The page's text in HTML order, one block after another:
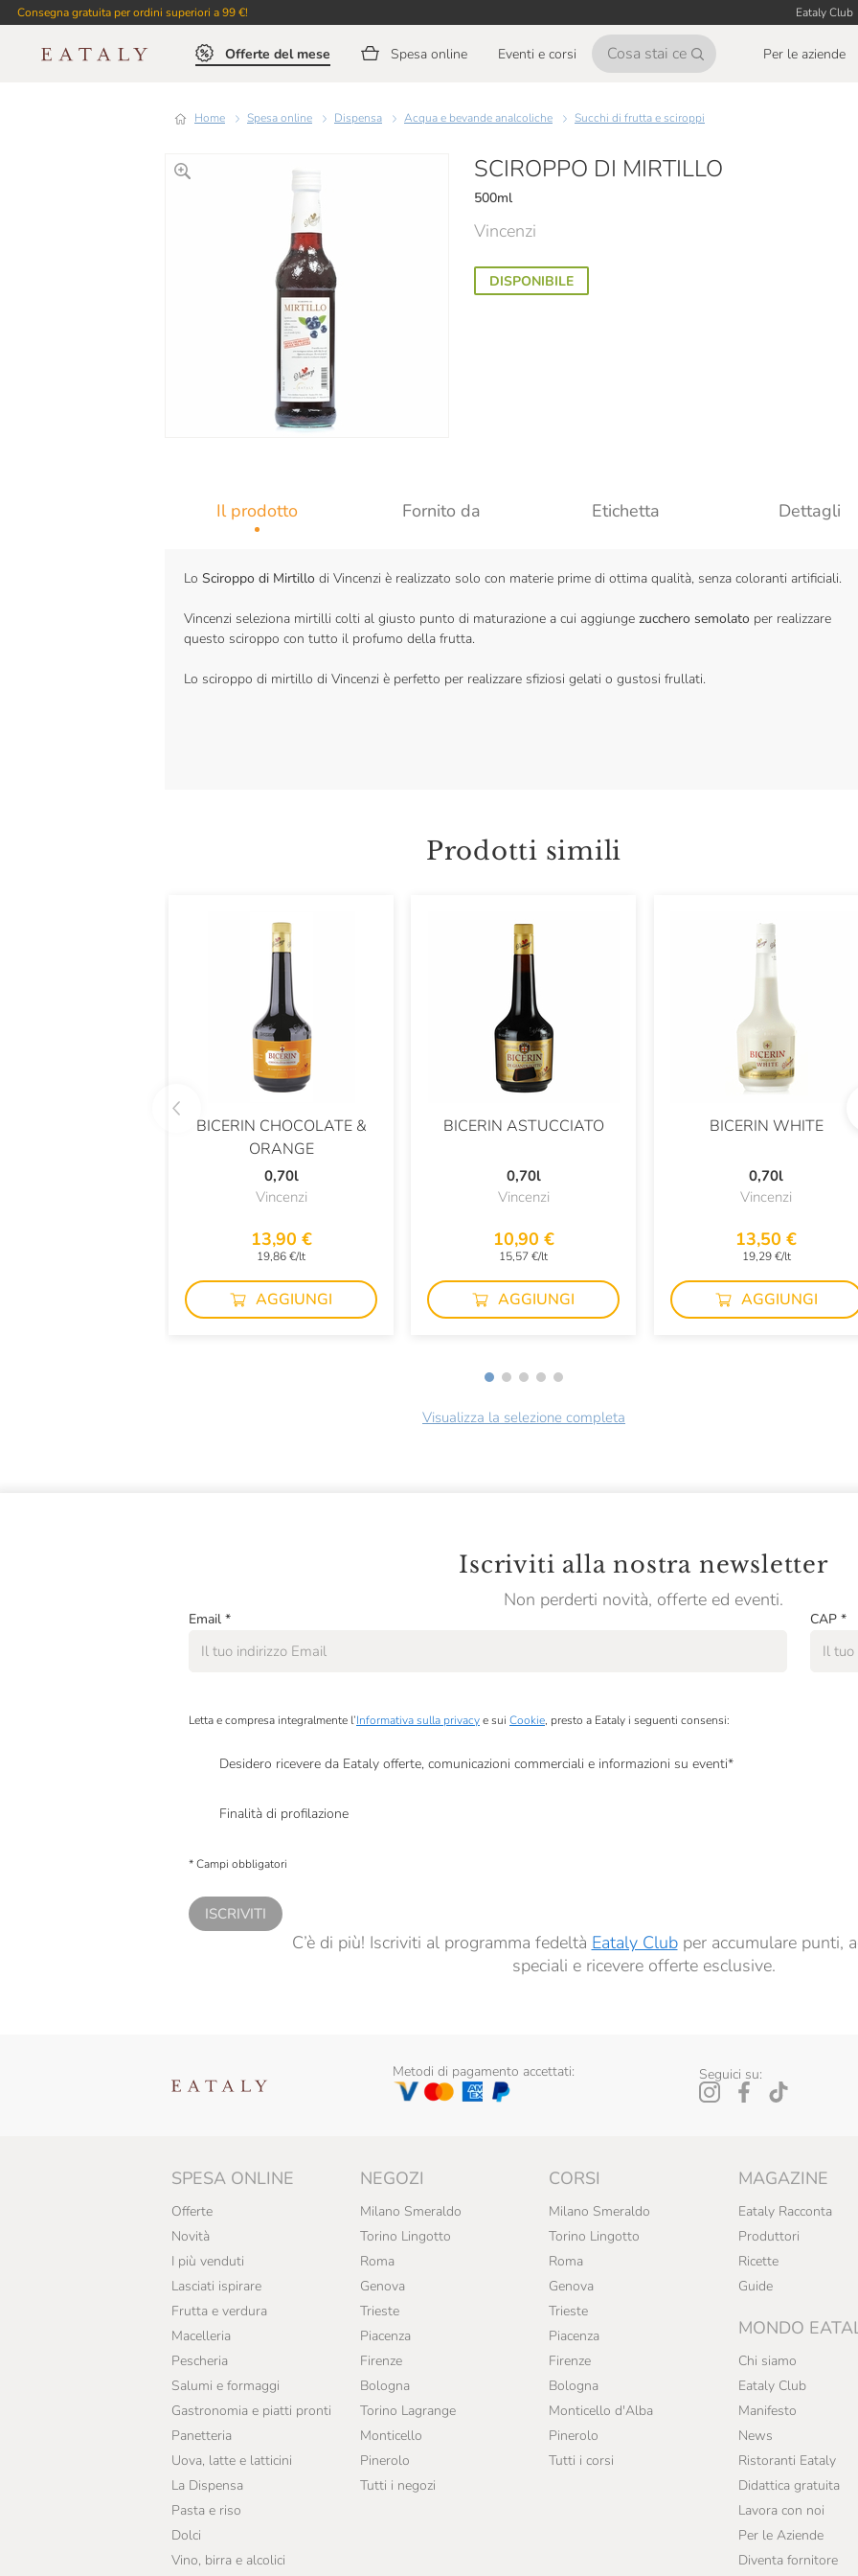
Consegna gratuita per ordini superiori a 99 €! Eataly Club
Offerte del mese Spesa online Eventi e corsi Per le aziende
Home Spesa online Dispensa Acqua e bevande analcoliche Succhi di frutta e sciroppi
SCIROPPO DI MIRTILLO
500ml
Vincenzi
DISPONIBILE
Il prodotto Fornito da Etichetta Dettagli
Lo Sciroppo di Mirtillo di Vincenzi è realizzato solo con materie prime di ottima qualità, senza coloranti artificiali.
Vincenzi seleziona mirtilli colti al giusto punto di maturazione a cui aggiunge zucchero semolato per realizzare
questo sciroppo con tutto il profumo della frutta.
Lo sciroppo di mirtillo di Vincenzi è perfetto per realizzare sfiziosi gelati o gustosi frullati.
Prodotti simili
BICERIN CHOCOLATE &
ORANGE
0,70l
Vincenzi
13,90 €
19,86 €/lt
AGGIUNGI
BICERIN ASTUCCIATO
0,70l
Vincenzi
10,90 €
15,57 €/lt
AGGIUNGI
BICERIN WHITE
0,70l
Vincenzi
13,50 €
19,29 €/lt
AGGIUNGI
Visualizza la selezione completa
Iscriviti alla nostra newsletter
Non perderti novità, offerte ed eventi.
Email * CAP *
Letta e compresa integralmente l’Informativa sulla privacye sui Cookie, presto a Eataly i seguenti consensi:
Desidero ricevere da Eataly offerte, comunicazioni commerciali e informazioni su eventi*
Finalità di profilazione
* Campi obbligatori
ISCRIVITI
C’è di più! Iscriviti al programma fedeltà Eataly Clubper accumulare punti,
speciali e ricevere offerte esclusive.
Metodi di pagamento accettati: Seguici su:
SPESA ONLINE
Offerte
Novità
I più venduti
Lasciati ispirare
Frutta e verdura
Macelleria
Pescheria
Salumi e formaggi
Gastronomia e piatti pronti
Panetteria
Uova, latte e latticini
La Dispensa
Pasta e riso
Dolci
Vino, birra e alcolici
NEGOZI
Milano Smeraldo
Torino Lingotto
Roma
Genova
Trieste
Piacenza
Firenze
Bologna
Torino Lagrange
Monticello
Pinerolo
Tutti i negozi
CORSI
Milano Smeraldo
Torino Lingotto
Roma
Genova
Trieste
Piacenza
Firenze
Bologna
Monticello d'Alba
Pinerolo
Tutti i corsi
MAGAZINE
Eataly Racconta
Produttori
Ricette
Guide
MONDO
Chi siamo
Eataly Club
Manifesto
News
Ristoranti Eataly
Didattica gratuita
Lavora con noi
Per le Aziende
Diventa fornitore